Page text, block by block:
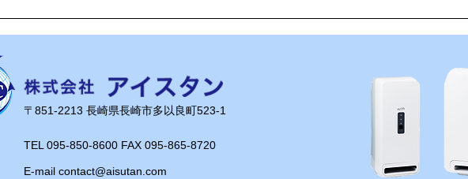
​〒851-2213 長崎県長崎市多以良町523-1
TEL 095-850-8600 FAX 095-865-8720​
E-mail contact@aisutan.com